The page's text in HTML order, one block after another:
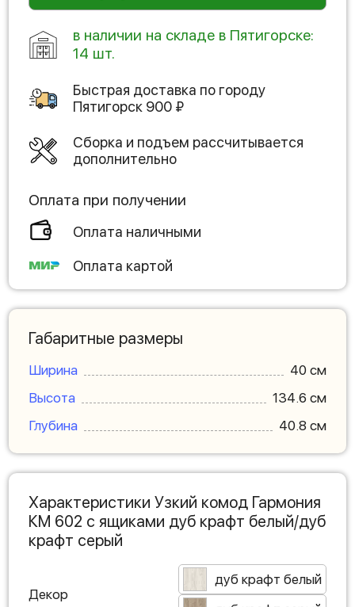
в наличии на складе в Пятигорске:
14 шт.
Быстрая доставка по городу
Пятигорск 900 ₽
Сборка и подъем рассчитывается
дополнительно
Оплата при получении
Оплата наличными
Оплата картой
Габаритные размеры
Ширина
40 см
Высота
134.6 см
Глубина
40.8 см
Характеристики Узкий комод Гармония
КМ 602 с ящиками дуб крафт белый/дуб
крафт серый
Декор
дуб крафт белый